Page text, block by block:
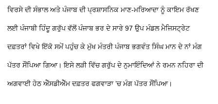
ਵਿਰਸੇ ਦੀ ਸੰਭਾਲ ਅਤੇ ਪੰਜਾਬ ਦੀ ਪ੍ਰਸ਼ਾਸਨਿਕ ਮਾਣ-ਮਰਿਆਦਾ ਨੂੰ ਕਾਇਮ ਰੱਖਣ
ਲਈ ਪੰਜਾਬੀ ਹਿੰਦੂ ਗਰੁੱਪ ਵੱਲੋਂ ਪੰਜਾਬ ਭਰ ਦੇ ਸਾਰੇ 97 ਉਪ ਮੰਡਲ ਮੈਜਿਸਟ੍ਰੇਟ
ਦਫ਼ਤਰਾਂ ਵਿਖੇ ਇੱਕੋ ਸਮੇਂ ਪਹੁੰਚ ਕੇ ਮੁੱਖ ਮੰਤਰੀ ਪੰਜਾਬ ਭਗਵੰਤ ਸਿੰਘ ਮਾਨ ਦੇ ਨਾਂ ਮੰਗ
ਪੱਤਰ ਸੌਂਪਿਆ ਗਿਆ। ਇਸੇ ਲੜੀ ਵਿੱਚ ਗਰੁੱਪ ਦੇ ਨੁਮਾਇੰਦਿਆਂ ਨੇ ਰਮਨ ਨਹਿਰਾ ਦੀ
ਅਗਵਾਈ ਹੇਠ ਐੱਸਡੀਐੱਮ ਦਫ਼ਤਰ ਫਗਵਾੜਾ ’ਚ ਮੰਗ ਪੱਤਰ ਸੌਂਪਿਆ।